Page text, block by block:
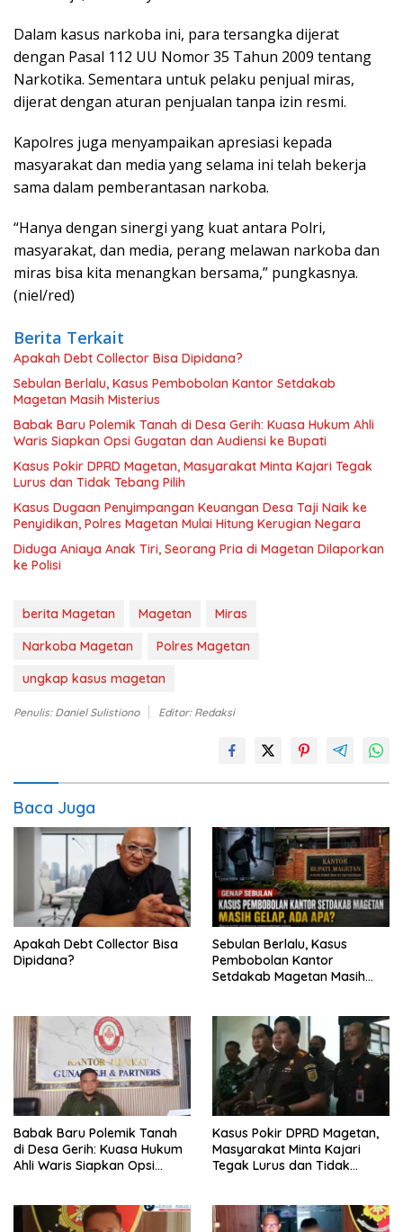
Dalam kasus narkoba ini, para tersangka dijerat
dengan Pasal 112 UU Nomor 35 Tahun 2009 tentang
Narkotika. Sementara untuk pelaku penjual miras,
dijerat dengan aturan penjualan tanpa izin resmi.
Kapolres juga menyampaikan apresiasi kepada
masyarakat dan media yang selama ini telah bekerja
sama dalam pemberantasan narkoba.
“Hanya dengan sinergi yang kuat antara Polri,
masyarakat, dan media, perang melawan narkoba dan
miras bisa kita menangkan bersama,” pungkasnya.
(niel/red)
Berita Terkait
Apakah Debt Collector Bisa Dipidana?
Sebulan Berlalu, Kasus Pembobolan Kantor Setdakab
Magetan Masih Misterius
Babak Baru Polemik Tanah di Desa Gerih: Kuasa Hukum Ahli
Waris Siapkan Opsi Gugatan dan Audiensi ke Bupati
Kasus Pokir DPRD Magetan, Masyarakat Minta Kajari Tegak
Lurus dan Tidak Tebang Pilih
Kasus Dugaan Penyimpangan Keuangan Desa Taji Naik ke
Penyidikan, Polres Magetan Mulai Hitung Kerugian Negara
Diduga Aniaya Anak Tiri, Seorang Pria di Magetan Dilaporkan
ke Polisi
berita Magetan Magetan
Miras
Narkoba Magetan
Polres Magetan
ungkap kasus magetan
Penulis: Daniel Sulistiono Editor: Redaksi
Baca Juga
Apakah Debt Collector Bisa
Dipidana?
Sebulan Berlalu, Kasus
Pembobolan Kantor
Setdakab Magetan Masih
Babak Baru Polemik Tanah
di Desa Gerih: Kuasa Hukum
Ahli Waris Siapkan Opsi
Kasus Pokir DPRD Magetan,
Masyarakat Minta Kajari
Tegak Lurus dan Tidak